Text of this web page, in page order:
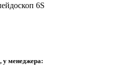
6S
у менеджера: